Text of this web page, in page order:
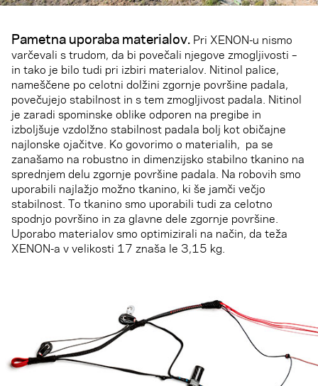
Pametna uporaba materialov Pri XENON-u nismo
varčevali s trudom, da bi povečali njegove zmogljivosti –
in tako je bilo tudi pri izbiri materialov. Nitinol palice,
nameščene po celotni dolžini zgornje površine padala,
povečujejo stabilnost in s tem zmogljivost padala. Nitinol
je zaradi spominske oblike odporen na pregibe in
izboljšuje vzdolžno stabilnost padala bolj kot običajne
najlonske ojačitve. Ko govorimo o materialih, pa se
zanašamo na robustno in dimenzijsko stabilno tkanino na
sprednjem delu zgornje površine padala. Na robovih smo
uporabili najlažjo možno tkanino, ki še jamči večjo
stabilnost. To tkanino smo uporabili tudi za celotno
spodnjo površino in za glavne dele zgornje površine.
Uporabo materialov smo optimizirali na način, da teža
XENON-a v velikosti 17 znaša le 3,15 kg.